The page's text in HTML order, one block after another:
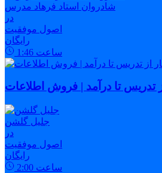
شادروان استاد فرهاد مدرس
در
اصول موفقیت
رایگان
1:46 ساعت
از تدریس تا درآمد | فروش اطلاعات
جلیل گلشن
در
اصول موفقیت
رایگان
2:00 ساعت